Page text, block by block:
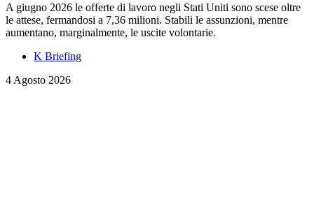
A giugno 2026 le offerte di lavoro negli Stati Uniti sono scese oltre
le attese, fermandosi a 7,36 milioni. Stabili le assunzioni, mentre
aumentano, marginalmente, le uscite volontarie.
K Briefing
4 Agosto 2026